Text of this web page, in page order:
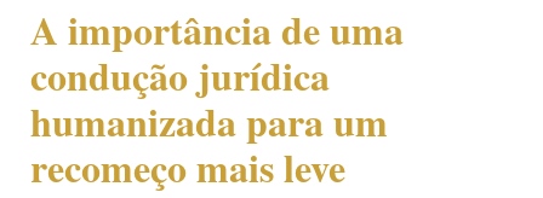
A importância de uma
condução jurídica
humanizada para um
recomeço mais leve